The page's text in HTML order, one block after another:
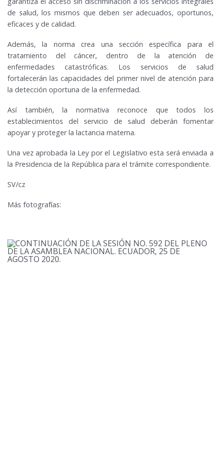
de salud, los mismos que deben ser adecuados, oportunos,
eficaces y de calidad.
Además, la norma crea una sección específica para el
tratamiento del cáncer, dentro de la atención de
enfermedades catastróficas. Los servicios de salud
fortalecerán las capacidades del primer nivel de atención para
la detección oportuna de la enfermedad.
Así también, la normativa reconoce que todos los
establecimientos del servicio de salud deberán fomentar
apoyar y proteger la lactancia materna.
Una vez aprobada la Ley por el Legislativo esta será enviada a
la Presidencia de la República para el trámite correspondiente.
SV/cz
Más fotografías: